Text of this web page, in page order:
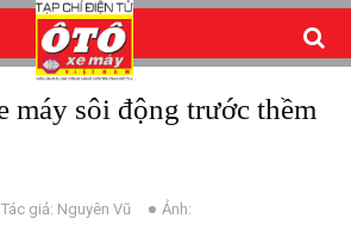
Tác giả: Nguyên Vũ Ảnh: